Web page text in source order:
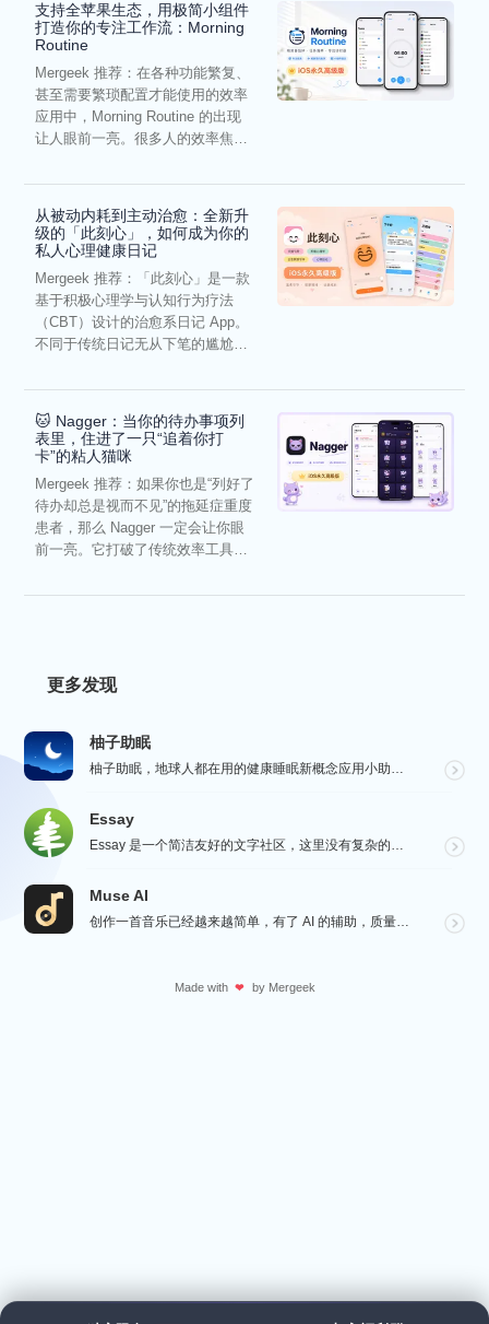
支持全苹果生态，用极简小组件
打造你的专注工作流：Morning
Routine
Mergeek 推荐：在各种功能繁复、
甚至需要繁琐配置才能使用的效率
应用中，Morning Routine 的出现
让人眼前一亮。很多人的效率焦
从被动内耗到主动治愈：全新升
级的「此刻心」，如何成为你的
私人心理健康日记
Mergeek 推荐：「此刻心」是一款
基于积极心理学与认知行为疗法
（CBT）设计的治愈系日记 App。
不同于传统日记无从下笔的尴尬，
🐱 Nagger：当你的待办事项列
表里，住进了一只“追着你打
卡”的粘人猫咪
Mergeek 推荐：如果你也是“列好了
待办却总是视而不见”的拖延症重度
患者，那么 Nagger 一定会让你眼
前一亮。它打破了传统效率工具冰
更多发现
柚子助眠
柚子助眠，地球人都在用的健康睡眠新概念应用小助手。Phone必备App神器.每一个热爱生活的人，都值...
Essay
Essay 是一个简洁友好的文字社区，这里没有复杂的社交功能，不会有浏览量，点赞和关注等量化指标去左...
Muse AI
创作一首音乐已经越来越简单，有了 AI 的辅助，质量更加有保障，Muse AI 可以让一个零经验用户...
Made with ❤ by Mergeek